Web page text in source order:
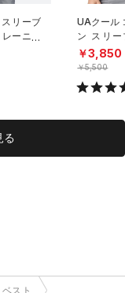
リーブ
ーニン
UAクール
ン スリ
（トレー
￥3,850
￥5,500
る
ベスト